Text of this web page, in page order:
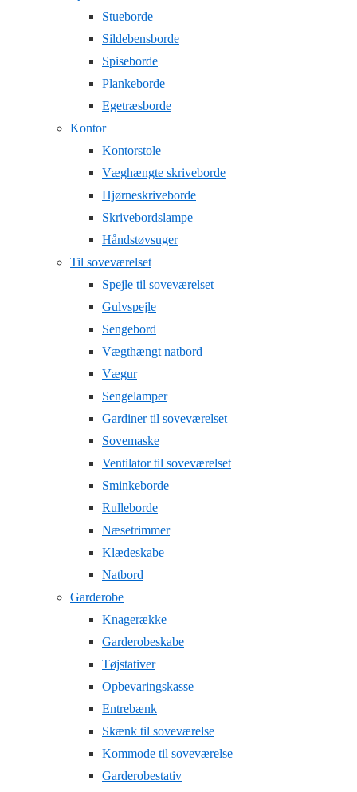
Stueborde
Sildebensborde
Spiseborde
Plankeborde
Egetræsborde
Kontor
Kontorstole
Væghængte skriveborde
Hjørneskriveborde
Skrivebordslampe
Håndstøvsuger
Til soveværelset
Spejle til soveværelset
Gulvspejle
Sengebord
Vægthængt natbord
Vægur
Sengelamper
Gardiner til soveværelset
Sovemaske
Ventilator til soveværelset
Sminkeborde
Rulleborde
Næsetrimmer
Klædeskabe
Natbord
Garderobe
Knagerække
Garderobeskabe
Tøjstativer
Opbevaringskasse
Entrebænk
Skænk til soveværelse
Kommode til soveværelse
Garderobestativ